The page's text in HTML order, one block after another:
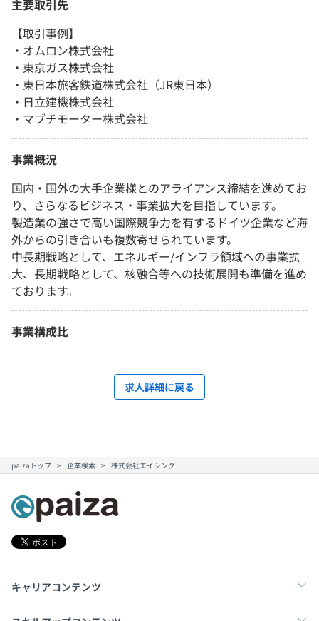
主要取引先
【取引事例】
・オムロン株式会社
・東京ガス株式会社
・東日本旅客鉄道株式会社（JR東日本）
・日立建機株式会社
・マブチモーター株式会社
事業概況
国内・国外の大手企業様とのアライアンス締結を進めてお
り、さらなるビジネス・事業拡大を目指しています。
製造業の強さで高い国際競争力を有するドイツ企業など海
外からの引き合いも複数寄せられています。
中長期戦略として、エネルギー/インフラ領域への事業拡
大、長期戦略として、核融合等への技術展開も準備を進め
ております。
事業構成比
求人詳細に戻る
paizaトップ 企業検索 株式会社エイシング
キャリアコンテンツ